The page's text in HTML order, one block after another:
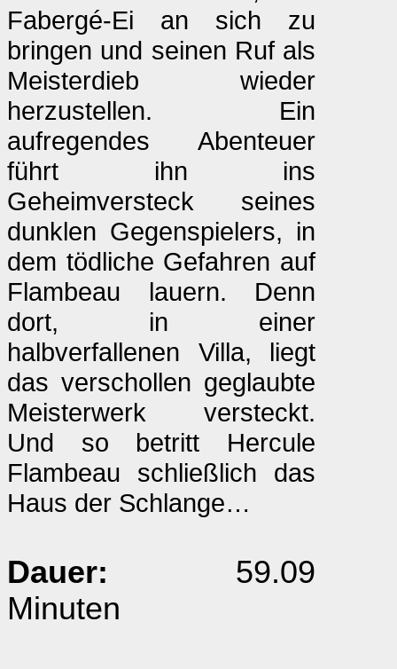
Fabergé-Ei an sich zu
bringen und seinen Ruf als
Meisterdieb wieder
herzustellen. Ein
aufregendes Abenteuer
führt ihn ins
Geheimversteck seines
dunklen Gegenspielers, in
dem tödliche Gefahren auf
Flambeau lauern. Denn
dort, in einer
halbverfallenen Villa, liegt
das verschollen geglaubte
Meisterwerk versteckt.
Und so betritt Hercule
Flambeau schließlich das
Haus der Schlange…
Dauer: 59.09
Minuten